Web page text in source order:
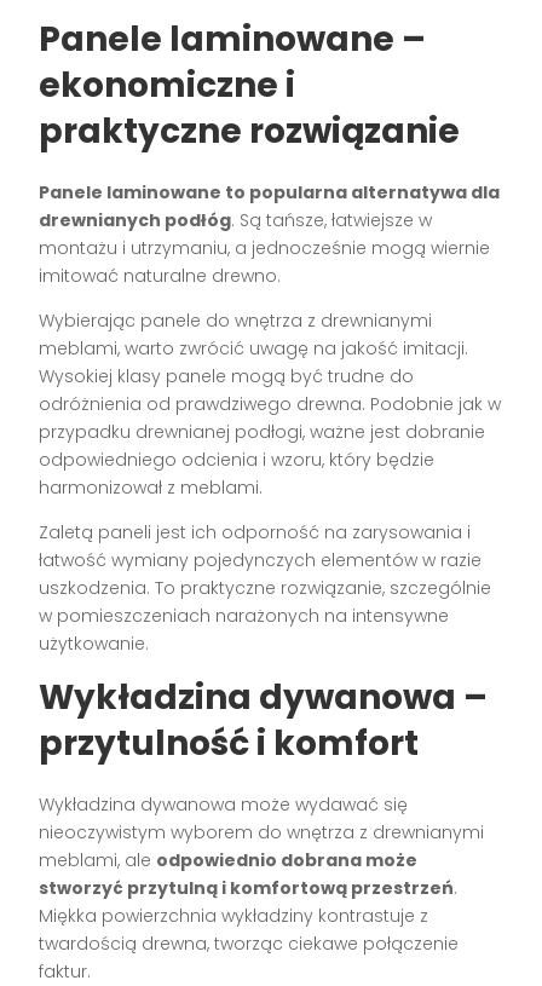
Panele laminowane –
ekonomiczne i
praktyczne rozwiązanie
Panele laminowane to popularna alternatywa dla
drewnianych podłóg. Są tańsze, łatwiejsze w
montażu i utrzymaniu, a jednocześnie mogą wiernie
imitować naturalne drewno.
Wybierając panele do wnętrza z drewnianymi
meblami, warto zwrócić uwagę na jakość imitacji.
Wysokiej klasy panele mogą być trudne do
odróżnienia od prawdziwego drewna. Podobnie jak w
przypadku drewnianej podłogi, ważne jest dobranie
odpowiedniego odcienia i wzoru, który będzie
harmonizował z meblami.
Zaletą paneli jest ich odporność na zarysowania i
łatwość wymiany pojedynczych elementów w razie
uszkodzenia. To praktyczne rozwiązanie, szczególnie
w pomieszczeniach narażonych na intensywne
użytkowanie.
Wykładzina dywanowa –
przytulność i komfort
Wykładzina dywanowa może wydawać się
nieoczywistym wyborem do wnętrza z drewnianymi
meblami, ale odpowiednio dobrana może
stworzyć przytulną i komfortową przestrzeń.
Miękka powierzchnia wykładziny kontrastuje z
twardością drewna, tworząc ciekawe połączenie
faktur.